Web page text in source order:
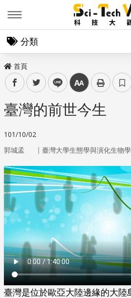
分類
首頁
facebooktwitter line 中
臺灣的前世今生
101/10/02
郭城孟 ｜ 臺灣大學生態學與演化生物
臺灣是位於歐亞大陸邊緣的大陸